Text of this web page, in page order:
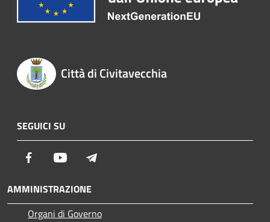
Città di Civitavecchia
SEGUICI SU
Facebook Youtube
AMMINISTRAZIONE
Organi di Governo